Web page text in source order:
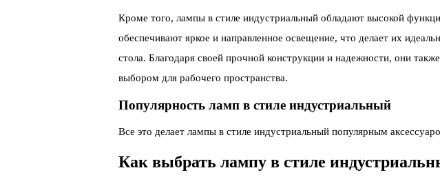
Кроме того, лампы в стиле индустриальный обладают высокой
обеспечивают яркое и направленное освещение, что делает их
стола. Благодаря своей прочной конструкции и надежности, они
выбором для рабочего пространства.
Популярность ламп в стиле индустриальный
Все это делает лампы в стиле индустриальный популярным
Как выбрать лампу в стиле